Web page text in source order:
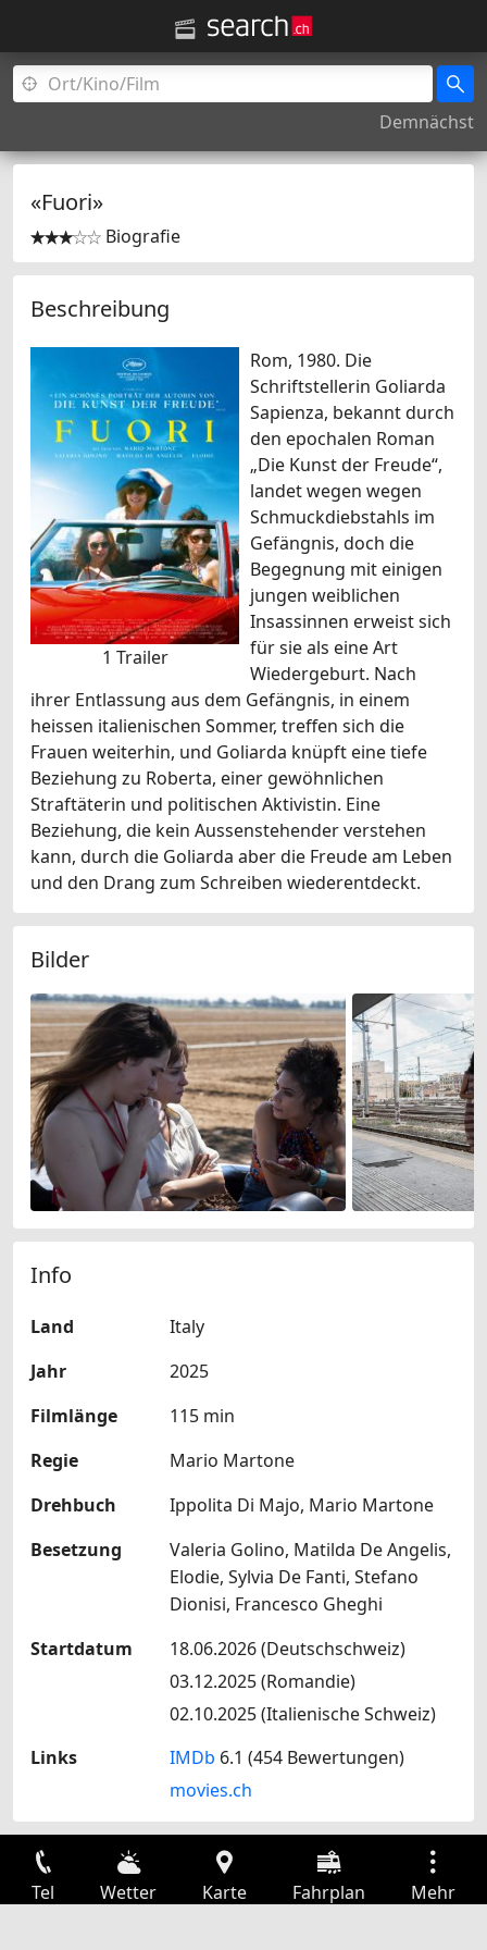
Demnächst
«Fuori»

 Biografie
Beschreibung
1 Trailer
Rom, 1980. Die
Schriftstellerin Goliarda
Sapienza, bekannt durch
den epochalen Roman
„Die Kunst der Freude“,
landet wegen wegen
Schmuckdiebstahls im
Gefängnis, doch die
Begegnung mit einigen
jungen weiblichen
Insassinnen erweist sich
für sie als eine Art
Wiedergeburt. Nach
ihrer Entlassung aus dem Gefängnis, in einem
heissen italienischen Sommer, treffen sich die
Frauen weiterhin, und Goliarda knüpft eine tiefe
Beziehung zu Roberta, einer gewöhnlichen
Straftäterin und politischen Aktivistin. Eine
Beziehung, die kein Aussenstehender verstehen
kann, durch die Goliarda aber die Freude am Leben
und den Drang zum Schreiben wiederentdeckt.
Bilder
Info
Land
Italy
Jahr
2025
Filmlänge
115 min
Regie
Mario Martone
Drehbuch
Ippolita Di Majo, Mario Martone
Besetzung
Valeria Golino, Matilda De Angelis,
Elodie, Sylvia De Fanti, Stefano
Dionisi, Francesco Gheghi
Startdatum
18.06.2026 (Deutschschweiz)
03.12.2025 (Romandie)
02.10.2025 (Italienische Schweiz)
Links
IMDb 6.1 (454 Bewertungen)
movies.ch
Tel Wetter Karte Fahrplan Mehr